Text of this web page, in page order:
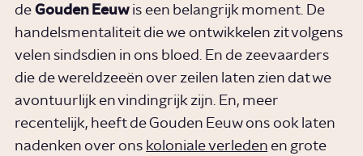
deGouden Eeuw is een belangrijk moment. De
handelsmentaliteit die we ontwikkelen zit volgens
velen sindsdien in ons bloed. En de zeevaarders
die de wereldzeeën over zeilen laten zien dat we
avontuurlijk en vindingrijk zijn. En, meer
recentelijk, heeft de Gouden Eeuw ons ook laten
nadenken over ons koloniale verleden en grote